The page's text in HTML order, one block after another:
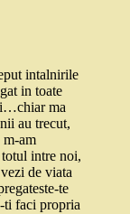
intalnirile
in toate
ma
au trecut,
m-am
intre noi,
de viata
te
ti faci propria